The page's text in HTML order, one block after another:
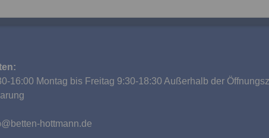
16:00 Montag bis Freitag 9:30-18:30 Außerhalb der
hottmann.de